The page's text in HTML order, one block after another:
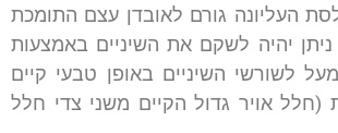
העליונה גורם לאובדן עצם התומכת
ניתן יהיה לשקם את השיניים באמצעות
לשורשי השיניים באופן טבעי קיים
(חלל אויר גדול הקיים משני צדי חלל